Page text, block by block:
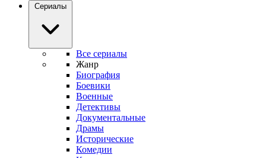
Сериалы
Все сериалы
Жанр
Биография
Боевики
Военные
Детективы
Документальные
Драмы
Исторические
Комедии